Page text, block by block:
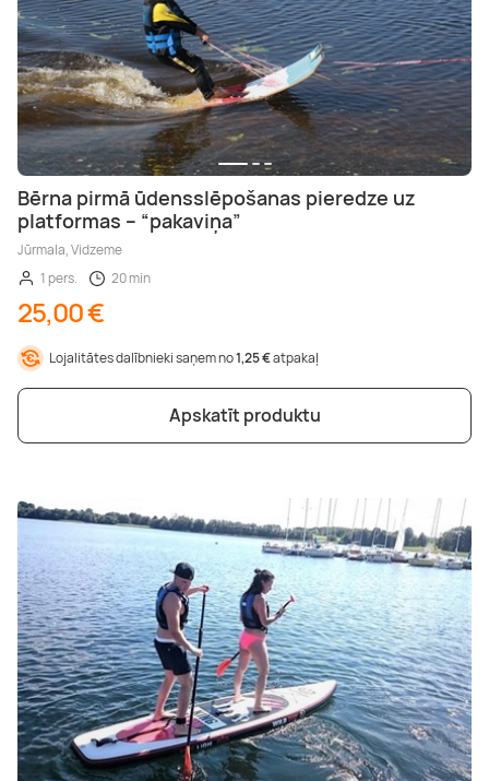
Bērna pirmā ūdensslēpošanas pieredze uz
platformas – “pakaviņa”
Jūrmala, Vidzeme
1 pers.
20 min
25,00 €
Lojalitātes dalībnieki saņem no1,25 €atpakaļ
Apskatīt produktu